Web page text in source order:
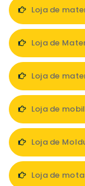
Loja de
Loja de
Loja de
Loja de
Loja de
Loja de